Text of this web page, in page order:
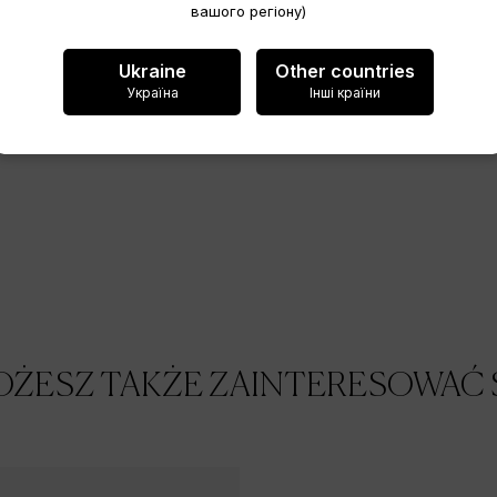
TAKŻE ZAINTERESOWAĆ
Utwórz listę życzeń
вашого регіону)
Ukraine
Україна
Other countries
Інші країни